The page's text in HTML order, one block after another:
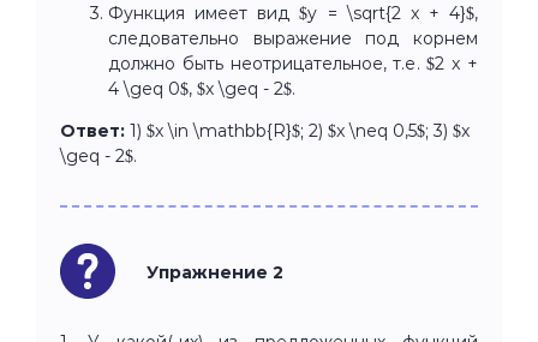
Функция имеет вид $y = \sqrt{2 x + 4}$,
следовательно выражение под корнем
должно быть неотрицательное, т.е. $2 x +
4 \geq 0$, $x \geq - 2$.
Ответ: 1) $x \in \mathbb{R}$; 2) $x \neq 0,5$; 3) $x
\geq - 2$.
Упражнение 2